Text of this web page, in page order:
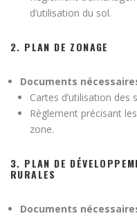
d’utilisation du sol.
2. PLAN DE ZONAGE
Documents
Cartes d’utilisation des
Règlement précisant
zone.
3. PLAN DE
RURALES
Documents